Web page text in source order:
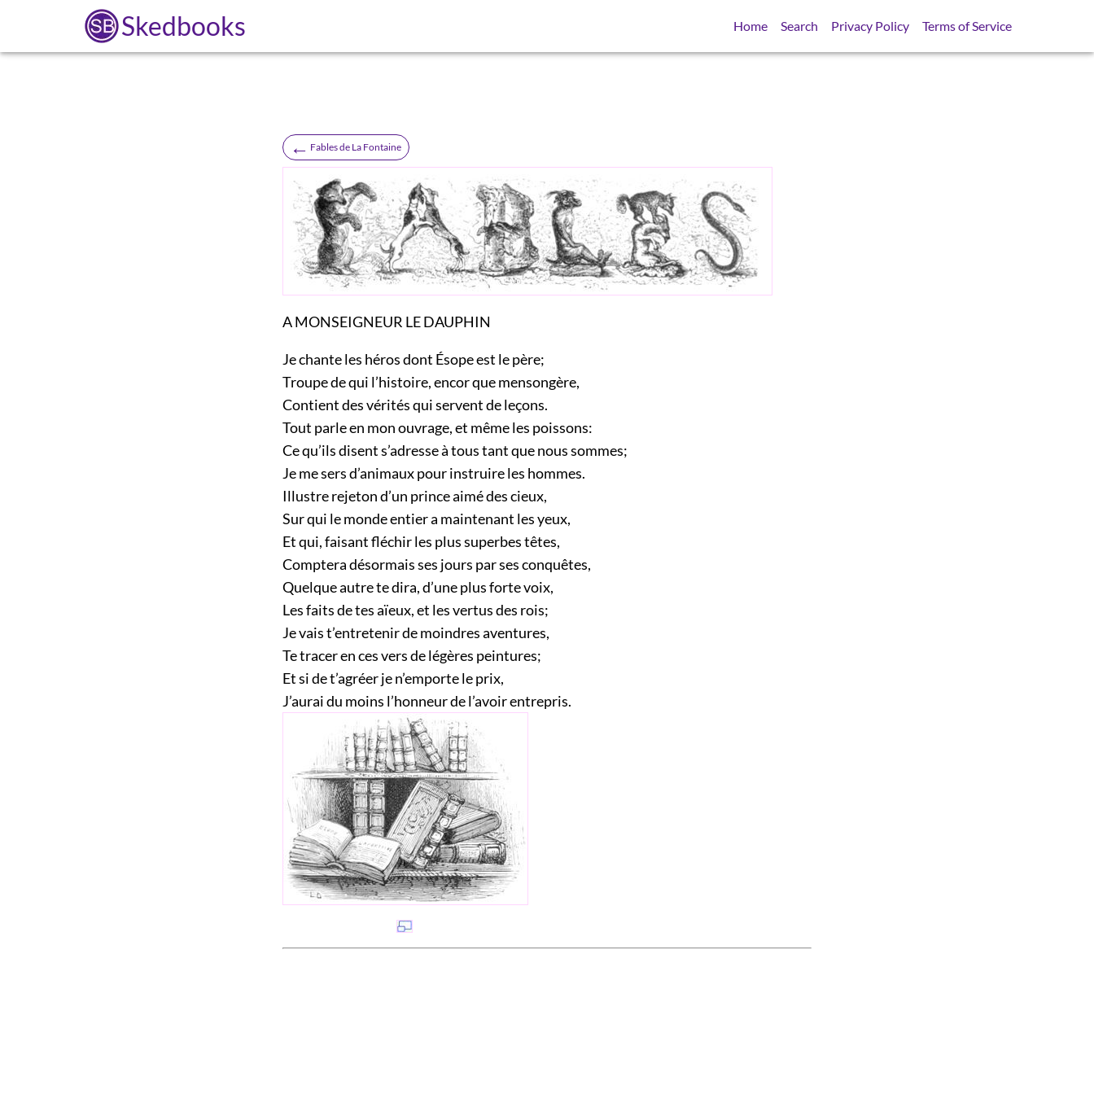
Skedbooks Home Search Privacy Policy Terms of Service
← Fables de La Fontaine
A MONSEIGNEUR LE DAUPHIN
Je chante les héros dont Ésope est le père;
Troupe de qui l’histoire, encor que mensongère,
Contient des vérités qui servent de leçons.
Tout parle en mon ouvrage, et même les poissons:
Ce qu’ils disent s’adresse à tous tant que nous sommes;
Je me sers d’animaux pour instruire les hommes.
Illustre rejeton d’un prince aimé des cieux,
Sur qui le monde entier a maintenant les yeux,
Et qui, faisant fléchir les plus superbes têtes,
Comptera désormais ses jours par ses conquêtes,
Quelque autre te dira, d’une plus forte voix,
Les faits de tes aïeux, et les vertus des rois;
Je vais t’entretenir de moindres aventures,
Te tracer en ces vers de légères peintures;
Et si de t’agréer je n’emporte le prix,
J’aurai du moins l’honneur de l’avoir entrepris.